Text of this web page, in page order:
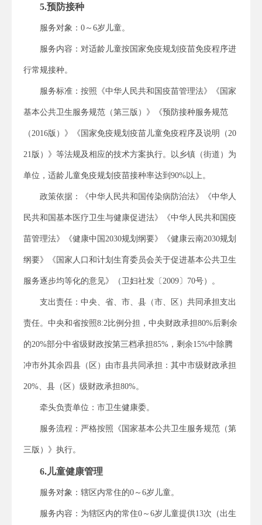
5.预防接种
服务对象：0～6岁儿童。
服务内容：对适龄儿童按国家免疫规划疫苗免疫程序进
行常规接种。
服务标准：按照《中华人民共和国疫苗管理法》《国家
基本公共卫生服务规范（第三版）》《预防接种服务规范
（2016版）》《国家免疫规划疫苗儿童免疫程序及说明（20
21版）》等法规及相应的技术方案执行。以乡镇（街道）为
单位，适龄儿童免疫规划疫苗接种率达到90%以上。
政策依据：《中华人民共和国传染病防治法》《中华人
民共和国基本医疗卫生与健康促进法》《中华人民共和国疫
苗管理法》《健康中国2030规划纲要》《健康云南2030规划
纲要》《国家人口和计划生育委员会关于促进基本公共卫生
服务逐步均等化的意见》（卫妇社发〔2009〕70号）。
支出责任：中央、省、市、县（市、区）共同承担支出
责任。中央和省按照8:2比例分担，中央财政承担80%后剩余
的20%部分中省级财政按第三档承担85%，剩余15%中除腾
冲市外其余四县（区）由市县共同承担：其中市级财政承担
20%、县（区）级财政承担80%。
牵头负责单位：市卫生健康委。
服务流程：严格按照《国家基本公共卫生服务规范（第
三版）》执行。
6.儿童健康管理
服务对象：辖区内常住的0～6岁儿童。
服务内容：为辖区内的常住0～6岁儿童提供13次（出生